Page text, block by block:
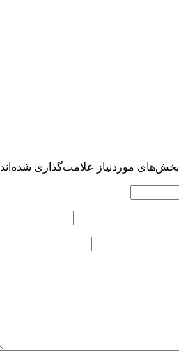
بخش‌های موردنیاز علامت‌گذاری شده‌اند